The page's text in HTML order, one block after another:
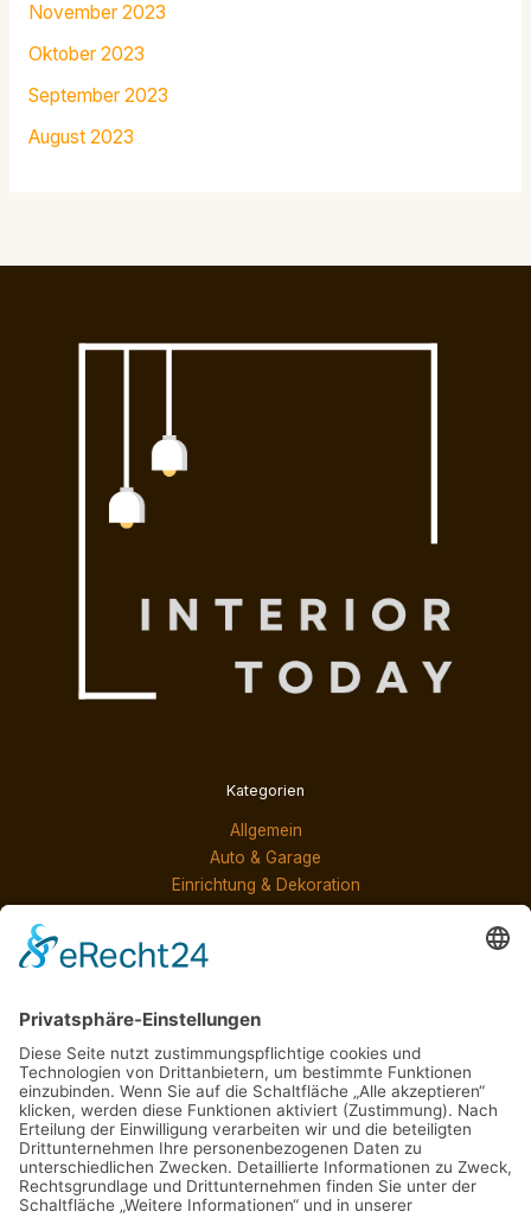
November 2023
Oktober 2023
September 2023
August 2023
Kategorien
Allgemein
Auto & Garage
Einrichtung & Dekoration
Services & Lösungen
Markise nach Maß installieren lassen: Professioneller
Service für Ihr Haus
Verladung ohne Risiko: So bleibt jede Palette fest an
ihrem Platz
Warum ruhige Räume im Homeoffice mehr wert sind als
ein teurer Schreibtisch
Interior-Trend Wellness: Entspannung und Wärme im
eigenen Wohnraum